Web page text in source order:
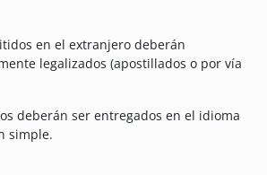
en el extranjero deberán
legalizados (apostillados o por vía
deberán ser entregados en el idioma
simple.